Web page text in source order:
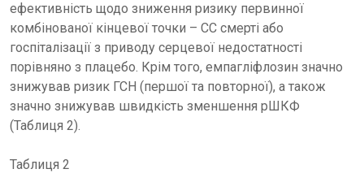
ефективність щодо зниження ризику первинної
комбінованої кінцевої точки – СС смерті або
госпіталізації з приводу серцевої недостатності
порівняно з плацебо. Крім того, емпагліфлозин значно
знижував ризик ГСН (першої та повторної), а також
значно знижував швидкість зменшення рШКФ
(Таблиця 2).
Таблиця 2